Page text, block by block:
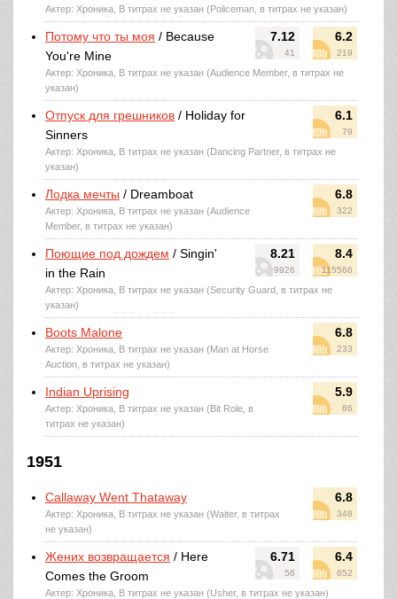
Актер: Хроника, В титрах не указан (Policeman, в титрах не указан)
7.12
41
6.2
219
Потому что ты моя / Because
You're Mine
Актер: Хроника, В титрах не указан (Audience Member, в титрах не
указан)
6.1
79
Отпуск для грешников / Holiday for
Sinners
Актер: Хроника, В титрах не указан (Dancing Partner, в титрах не
указан)
6.8
322
Лодка мечты / Dreamboat
Актер: Хроника, В титрах не указан (Audience
Member, в титрах не указан)
8.21
9926
8.4
115566
Поющие под дождем / Singin'
in the Rain
Актер: Хроника, В титрах не указан (Security Guard, в титрах не
указан)
6.8
233
Boots Malone
Актер: Хроника, В титрах не указан (Man at Horse
Auction, в титрах не указан)
5.9
86
Indian Uprising
Актер: Хроника, В титрах не указан (Bit Role, в
титрах не указан)
1951
6.8
348
Callaway Went Thataway
Актер: Хроника, В титрах не указан (Waiter, в титрах
не указан)
6.71
56
6.4
652
Жених возвращается / Here
Comes the Groom
Актер: Хроника, В титрах не указан (Usher, в титрах не указан)